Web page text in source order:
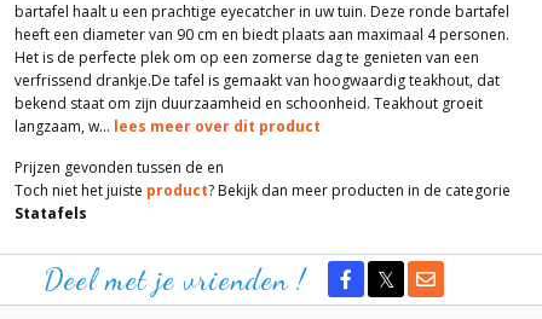
bartafel haalt u een prachtige eyecatcher in uw tuin. Deze ronde bartafel
heeft een diameter van 90 cm en biedt plaats aan maximaal 4 personen.
Het is de perfecte plek om op een zomerse dag te genieten van een
verfrissend drankje.De tafel is gemaakt van hoogwaardig teakhout, dat
bekend staat om zijn duurzaamheid en schoonheid. Teakhout groeit
langzaam, w... lees meer over dit product
Prijzen gevonden tussen de en
Toch niet het juiste product? Bekijk dan meer producten in de categorie
Statafels
Deel met je vrienden !